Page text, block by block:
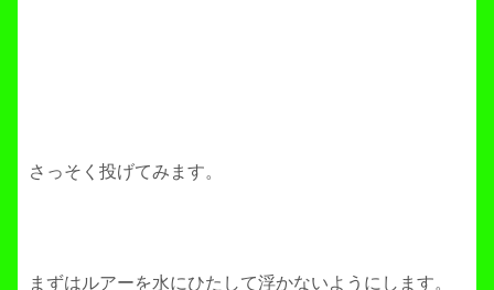
さっそく投げてみます。
まずはルアーを水にひたして浮かないようにします。